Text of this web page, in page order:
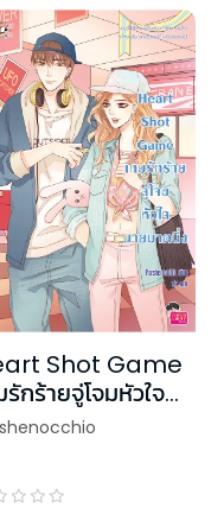
Shot Game
รักร้ายจู่โจมหัวใจ
มาดนิ่ง